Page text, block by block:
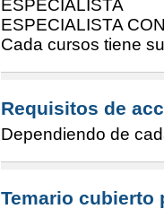
ESPECIALISTA
ESPECIALISTA
Cada cursos tiene
Requisitos de
Dependiendo de
Temario cubierto